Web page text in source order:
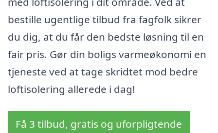
bestille ugentlige tilbud fra fagfolk sikrer
du dig, at du får den bedste løsning til en
fair pris. Gør din boligs varmeøkonomi en
tjeneste ved at tage skridtet mod bedre
loftisolering allerede i dag!
Få 3 tilbud, gratis og uforpligtende